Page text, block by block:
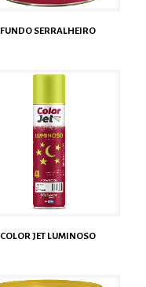
FUNDO SERRALHEIRO
COLOR JET LUMINOSO